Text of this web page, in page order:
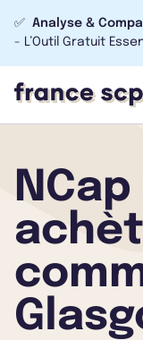
✅ Analyse &
- L’Outil Gratuit